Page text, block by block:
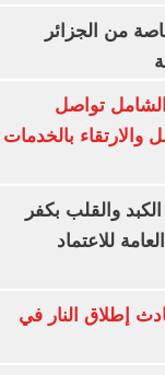
من الجزائر
الشامل تواصل
والارتقاء بالخدمات
والقلب بكفر
للاعتماد
إطلاق النار في